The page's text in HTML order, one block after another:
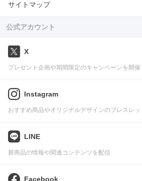
サイトマップ
公式アカウント
X
プレゼント企画や期間限定のキャンペーンを開催
Instagram
おすすめ商品やオリジナルデザインのブレスレッ
LINE
新商品の情報や関連コンテンツを配信
Facebook